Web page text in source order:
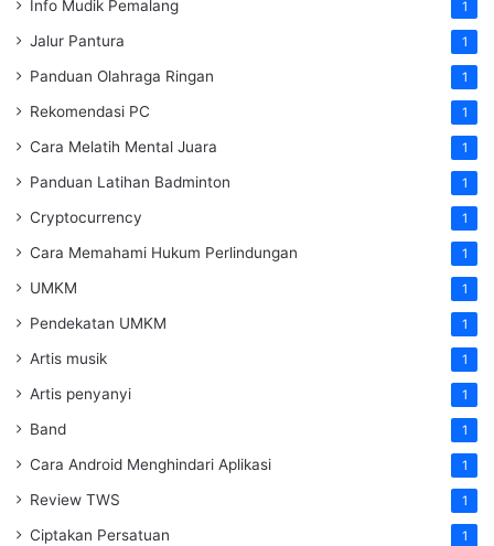
Info Mudik Pemalang 1
Jalur Pantura 1
Panduan Olahraga Ringan 1
Rekomendasi PC 1
Cara Melatih Mental Juara 1
Panduan Latihan Badminton 1
Cryptocurrency 1
Cara Memahami Hukum Perlindungan 1
UMKM 1
Pendekatan UMKM 1
Artis musik 1
Artis penyanyi 1
Band 1
Cara Android Menghindari Aplikasi 1
Review TWS 1
Ciptakan Persatuan 1